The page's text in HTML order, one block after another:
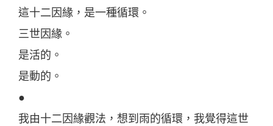
這十二因緣，是一種循環。
三世因緣。
是活的。
是動的。
●
我由十二因緣觀法，想到雨的循環，我覺得這世